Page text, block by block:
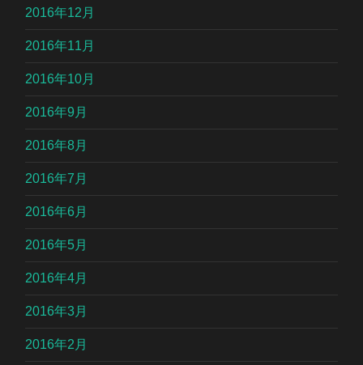
2016年12月
2016年11月
2016年10月
2016年9月
2016年8月
2016年7月
2016年6月
2016年5月
2016年4月
2016年3月
2016年2月